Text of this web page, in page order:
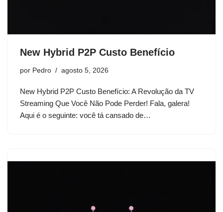
New Hybrid P2P Custo Benefício
por Pedro agosto 5, 2026
New Hybrid P2P Custo Benefício: A Revolução da TV
Streaming Que Você Não Pode Perder! Fala, galera!
Aqui é o seguinte: você tá cansado de…